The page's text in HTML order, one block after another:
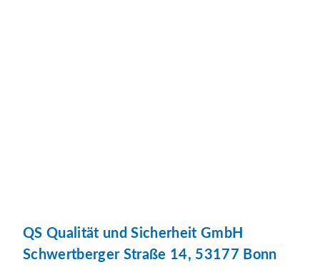
QS Qualität und Sicherheit GmbH
Schwertberger Straße 14, 53177 Bonn